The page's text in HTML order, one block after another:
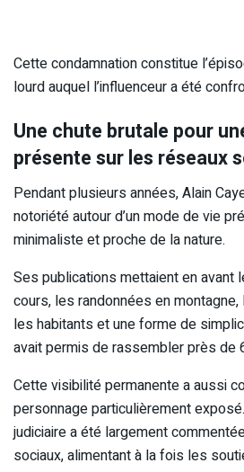
Cette condamnation constitue
lourd auquel l’influenceur a été
Une chute brutale pour
présente sur les réseaux
Pendant plusieurs années, Alain
notoriété autour d’un mode de vie
minimaliste et proche de la nature.
Ses publications mettaient en avant
cours, les randonnées en
les habitants et une forme de
avait permis de rassembler près de
Cette visibilité permanente a aussi
personnage particulièrement
judiciaire a été largement
sociaux, alimentant à la fois les